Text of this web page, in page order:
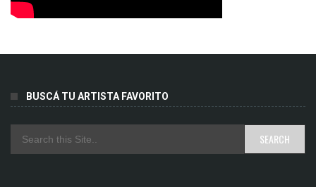
BUSCÁ TU ARTISTA FAVORITO